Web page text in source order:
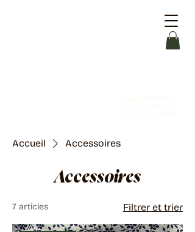
Accueil Accessoires
Accessoires
7 articles Filtrer et trier